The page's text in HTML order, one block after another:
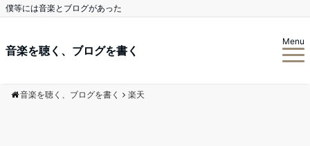
僕等には音楽とブログがあった
音楽を聴く、ブログを書く
Menu
音楽を聴く、ブログを書く 楽天